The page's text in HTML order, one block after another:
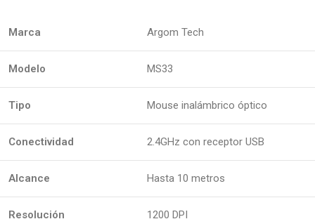
Marca Argom Tech
Modelo MS33
Tipo Mouse inalámbrico óptico
Conectividad 2.4GHz con receptor USB
Alcance Hasta 10 metros
Resolución 1200 DPI